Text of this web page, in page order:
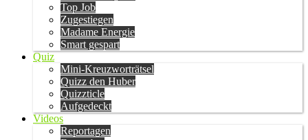
Top Job
Zugestiegen
Madame Energie
Smart gespart
Quiz
Mini-Kreuzworträtsel
Quizz den Huber
Quizzticle
Aufgedeckt
Videos
Reportagen